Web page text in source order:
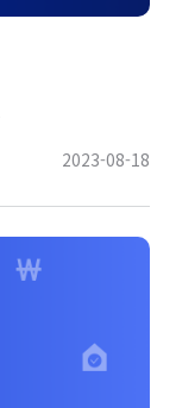
2023-08-18